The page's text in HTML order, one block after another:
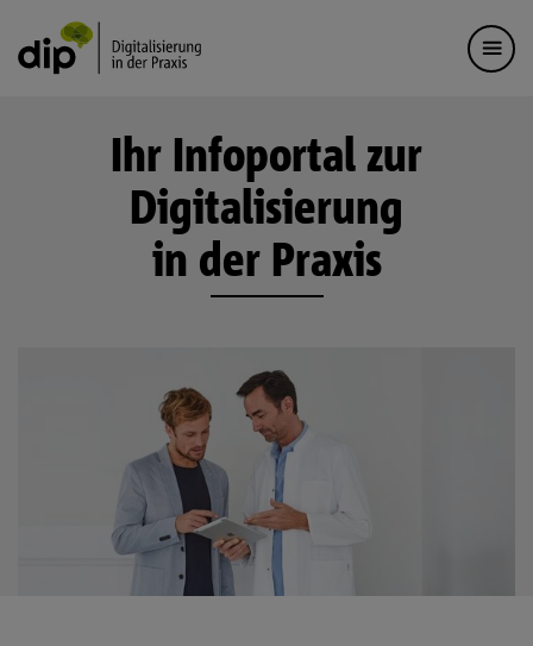
Ihr Infoportal zur
Digitalisierung
in der Praxis